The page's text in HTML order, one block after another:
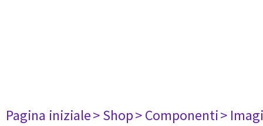
Pagina iniziale> Shop> Componenti>